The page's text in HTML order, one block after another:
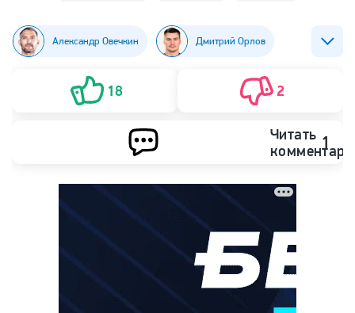
Александр Овечкин Дмитрий Орлов
НХЛ 18 2
Читать 1